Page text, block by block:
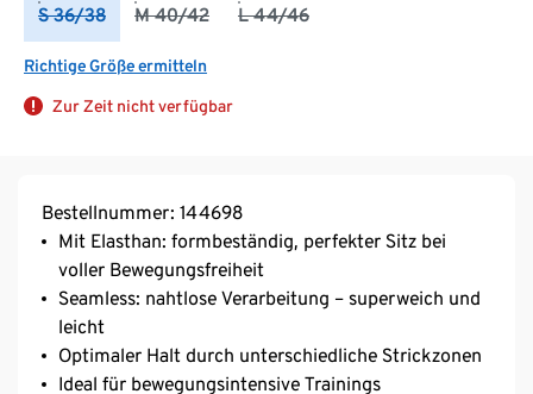
S 36/38 M 40/42 L 44/46
Richtige Größe ermitteln
Zur Zeit nicht verfügbar
Bestellnummer: 144698
Mit Elasthan: formbeständig, perfekter Sitz bei
voller Bewegungsfreiheit
Seamless: nahtlose Verarbeitung – superweich und
leicht
Optimaler Halt durch unterschiedliche Strickzonen
Ideal für bewegungsintensive Trainings